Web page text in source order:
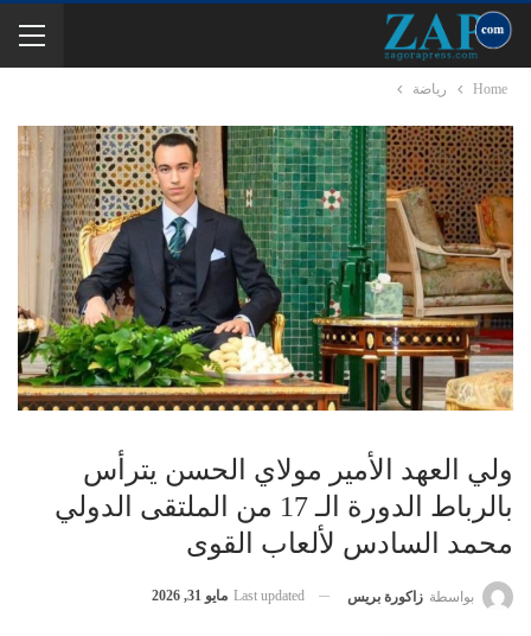
Home رياضة
ولي العهد الأمير مولاي الحسن يترأس
بالرباط الدورة الـ 17 من الملتقى الدولي
محمد السادس لألعاب القوى
بواسطة زاكورة بريس Last updated مايو 31, 2026